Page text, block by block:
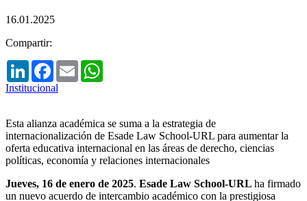
16.01.2025
Compartir:
LinkedInFacebook
Email
Institucional
Esta alianza académica se suma a la estrategia de
internacionalización de Esade Law School-URL para aumentar la
oferta educativa internacional en las áreas de derecho, ciencias
políticas, economía y relaciones internacionales
Jueves, 16 de enero de 2025. Esade Law School-URL ha firmado
un nuevo acuerdo de intercambio académico con la prestigiosa